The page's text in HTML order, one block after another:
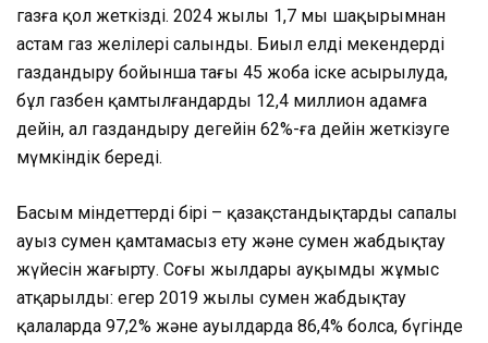
газға қол жеткізді. 2024 жылы 1,7 мың шақырымнан
астам газ желілері салынды. Биыл елді мекендерді
газдандыру бойынша тағы 45 жоба іске асырылуда,
бұл газбен қамтылғандарды 12,4 миллион адамға
дейін, ал газдандыру деңгейін 62%-ға дейін жеткізуге
мүмкіндік береді.
Басым міндеттердің бірі – қазақстандықтарды сапалы
ауыз сумен қамтамасыз ету және сумен жабдықтау
жүйесін жаңғырту. Соңғы жылдары ауқымды жұмыс
атқарылды: егер 2019 жылы сумен жабдықтау
қалаларда 97,2% және ауылдарда 86,4% болса, бүгінде